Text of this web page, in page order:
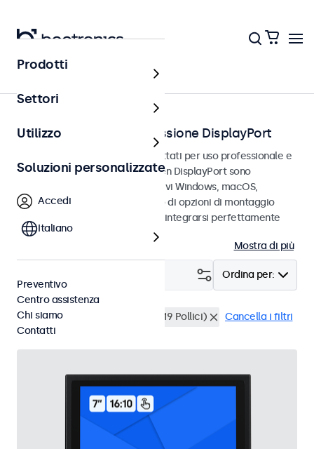
Home
Touchscreen con connessione DisplayPort
Touchscreen DisplayPort progettati per uso professionale e
uso continuo. Questi touchscreen DisplayPort sono
compatibili con i sistemi operativi Windows, macOS,
ChromeOS e Linux e dispongono di opzioni di montaggio
versatili che consentono loro di integrarsi perfettamente
qualsiasi contesto.
Mostra di più
Ordina per:
DisplayPort Montaggio rack (19 Pollici) Cancella i filtri
Prodotti
Settori
Utilizzo
Soluzioni personalizzate
Accedi
Italiano
Preventivo
Centro assistenza
Chi siamo
Contatti